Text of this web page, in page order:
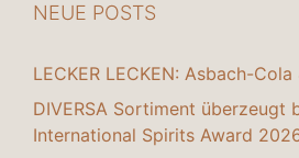
NEUE POSTS
LECKER LECKEN: Asbach-Cola
DIVERSA Sortiment überzeugt
International Spirits Award